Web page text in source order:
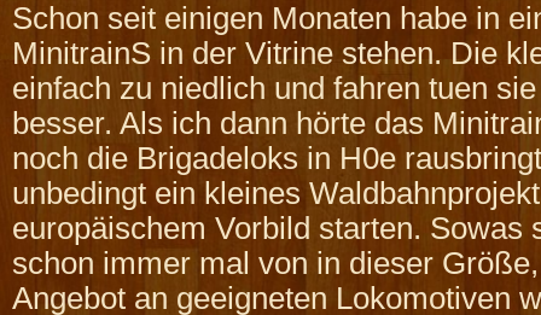
Schon seit einigen Monaten habe in
MinitrainS in der Vitrine stehen. Die
einfach zu niedlich und fahren tuen
besser. Als ich dann hörte das
noch die Brigadeloks in H0e
unbedingt ein kleines
europäischem Vorbild starten. Sowas
schon immer mal von in dieser
Angebot an geeigneten Lokomotiven